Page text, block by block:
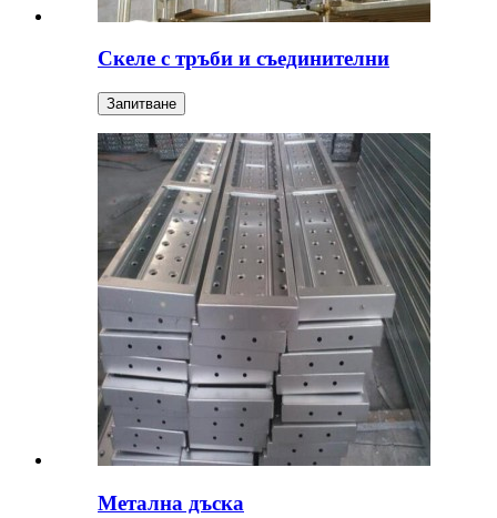
Скеле с тръби и съединителни
Запитване
Метална дъска